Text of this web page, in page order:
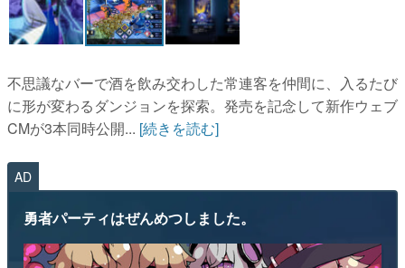
不思議なバーで酒を飲み交わした常連客を仲間に、入るたび
に形が変わるダンジョンを探索。発売を記念して新作ウェブ
CMが3本同時公開... [続きを読む]
AD
勇者パーティはぜんめつしました。